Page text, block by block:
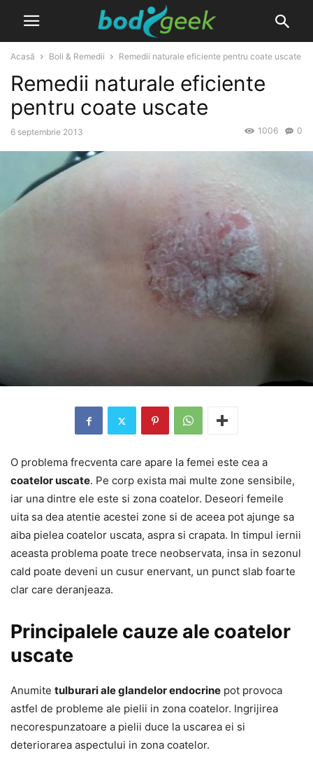
Acasă Boli & Remedii Remedii naturale eficiente pentru coate uscate
Remedii naturale eficiente
pentru coate uscate
6 septembrie 2013 0
1006
O problema frecventa care apare la femei este cea a
coatelor uscate. Pe corp exista mai multe zone sensibile,
iar una dintre ele este si zona coatelor. Deseori femeile
uita sa dea atentie acestei zone si de aceea pot ajunge sa
aiba pielea coatelor uscata, aspra si crapata. In timpul iernii
aceasta problema poate trece neobservata, insa in sezonul
cald poate deveni un cusur enervant, un punct slab foarte
clar care deranjeaza.
Principalele cauze ale coatelor
uscate
Anumite tulburari ale glandelor endocrine pot provoca
astfel de probleme ale pielii in zona coatelor. Ingrijirea
necorespunzatoare a pielii duce la uscarea ei si
deteriorarea aspectului in zona coatelor.